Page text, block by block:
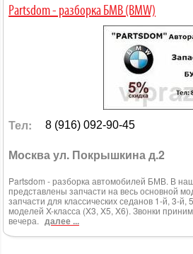
Partsdom - разборка БМВ (BMW)
Тел: 8 (916) 092-90-45
Москва ул. Покрышкина д.2
Partsdom - разборка автомобилей БМВ. В
представлены запчасти на весь основной
запчасти для классических седанов 1-й, 3-й,
моделей X-класса (X3, X5, X6). Звонки
вечера. далее ...